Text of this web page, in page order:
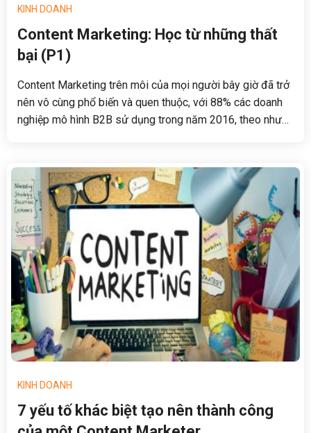
KINH DOANH
Content Marketing: Học từ những thất
bại (P1)
Content Marketing trên môi của mọi người bây giờ đã trở
nên vô cùng phổ biến và quen thuộc, với 88% các doanh
nghiệp mô hình B2B sử dụng trong năm 2016, theo như
quan trọng của một chiến lược marketing và được áp
dụng cho hầu hết các doanh nghiệp, tại sao hiện nay vẫn
có rất nhiều công ty thất bại hay không đạt được hiệu quả
như mong muốn?
KINH DOANH
7 yếu tố khác biệt tạo nên thành công